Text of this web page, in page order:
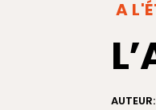
A
AUTEUR: